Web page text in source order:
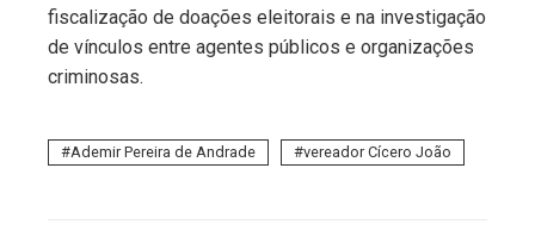
fiscalização de doações eleitorais e na investigação
de vínculos entre agentes públicos e organizações
criminosas.
Ademir Pereira de Andrade vereador Cícero João